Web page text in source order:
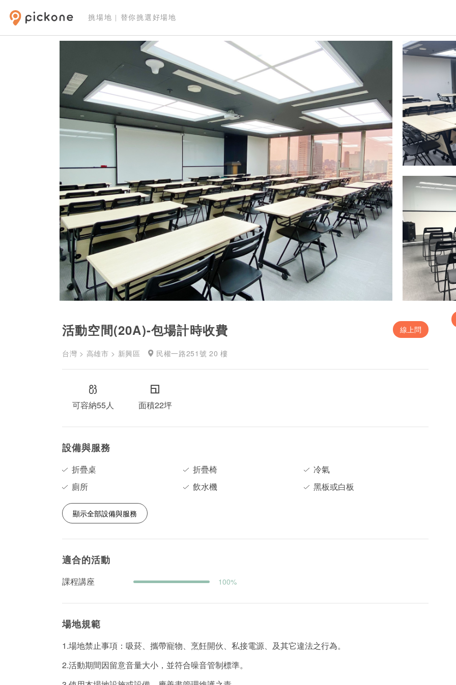
挑場地 | 替你挑選好場地
活動空間(20A)-包場計時收費 線上問
台灣 > 高雄市 > 新興區 民權一路251號 20 樓
可容納55人 面積22坪
設備與服務
折疊桌 折疊椅
冷氣
廁所
飲水機 黑板或白板
顯示全部設備與服務
適合的活動
課程講座 100%
場地規範
1.場地禁止事項：吸菸、攜帶寵物、烹飪開伙、私接電源、及其它違法之行為。
2.活動期間因留意音量大小，並符合噪音管制標準。